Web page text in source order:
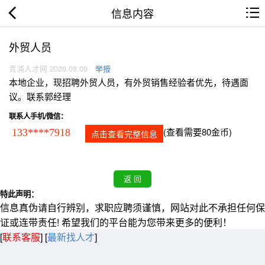
信息内容
外贸人员
青浦人才网 2026.08.09 举报
本地企业，现招聘外贸人员，有外贸销售经验者优先，待遇面
议。联系郭经理
联系人手机/微信：
133****7918 点击查看完整信息 (查看需要80金币)
特此声明：
信息真伪请自行辨别，求职应聘须谨慎，网站对此不承担任何保
证或连带责任! 希望我们的平台能为您带来更多的便利！
[联系客服] [最新找人才]